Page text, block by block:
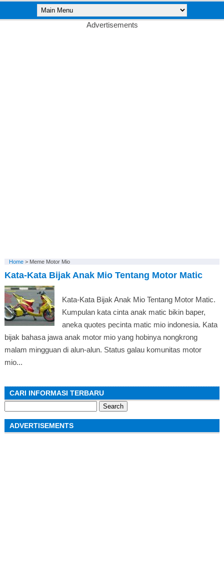
Advertisements
Home> Meme Motor Mio
Kata-Kata Bijak Anak Mio Tentang Motor Matic
Kata-Kata Bijak Anak Mio Tentang Motor Matic.
Kumpulan kata cinta anak matic bikin baper,
aneka quotes pecinta matic mio indonesia. Kata
bijak bahasa jawa anak motor mio yang hobinya nongkrong
malam mingguan di alun-alun. Status galau komunitas motor
mio...
CARI INFORMASI TERBARU
for:
ADVERTISEMENTS